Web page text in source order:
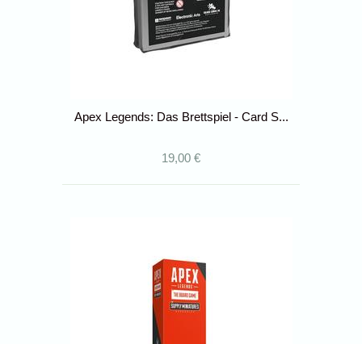
Apex Legends: Das Brettspiel - Card S...
19,00 €